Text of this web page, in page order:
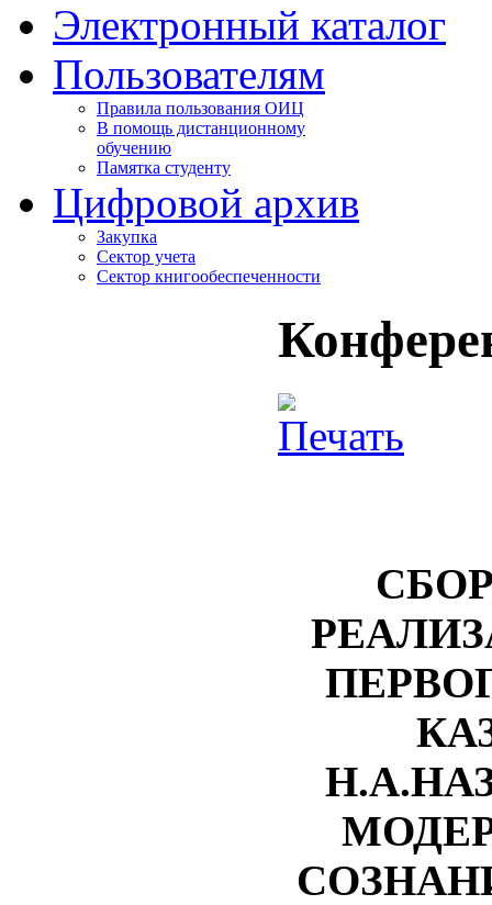
Электронный каталог
Пользователям
Правила пользования ОИЦ
В помощь дистанционному
обучению
Памятка студенту
Цифровой архив
Закупка
Сектор учета
Сектор книгообеспеченности